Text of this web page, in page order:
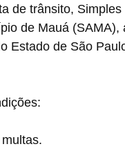
de trânsito,
de Mauá
Estado de São
multas.